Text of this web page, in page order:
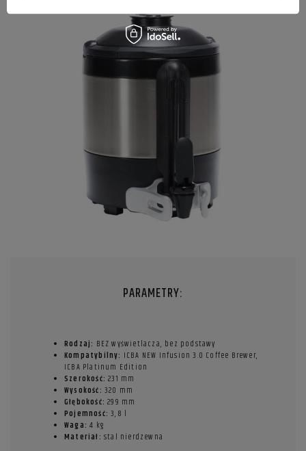
PARAMETRY:
Rodzaj: BEZ wyświetlacza, bez podstawy
Kompatybilny: ICBA NEW Infusion 3.0 Coffee Brewer,
ICBA Platinum Edition
Szerokość: 231 mm
Wysokość: 320 mm
Głębokość: 299 mm
Pojemność: 3,8 l
Waga: 4 kg
Materiał: stal nierdzewna